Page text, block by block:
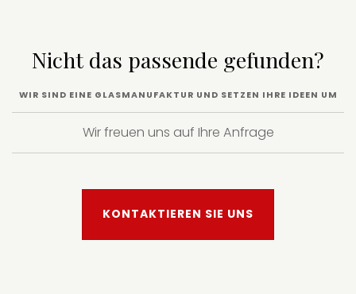
Nicht das passende gefunden?
WIR SIND EINE GLASMANUFAKTUR UND SETZEN IHRE IDEEN UM
Wir freuen uns auf Ihre Anfrage
KONTAKTIEREN SIE UNS